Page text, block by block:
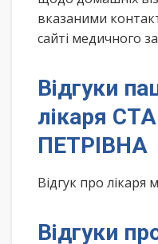
вказаними
сайті медичного
Відгуки
лікаря
ПЕТРІВНА
Відгук про
Відгуки